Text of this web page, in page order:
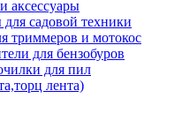
аксессуары
для садовой техники
триммеров и мотокос
для бензобуров
для пил
лента)